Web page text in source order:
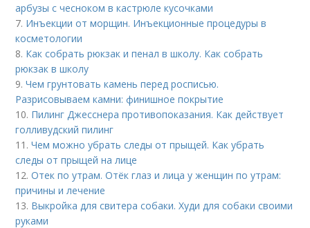
арбузы с чесноком в кастрюле кусочками
7. Инъекции от морщин. Инъекционные процедуры в
косметологии
8. Как собрать рюкзак и пенал в школу. Как собрать
рюкзак в школу
9.Чем грунтовать камень перед росписью.
Разрисовываем камни: финишное покрытие
10. Пилинг Джесснера противопоказания. Как действует
голливудский пилинг
11.Чем можно убрать следы от прыщей. Как убрать
следы от прыщей на лице
12.Отек по утрам. Отёк глаз и лица у женщин по утрам:
причины и лечение
13. Выкройка для свитера собаки. Худи для собаки своими
руками